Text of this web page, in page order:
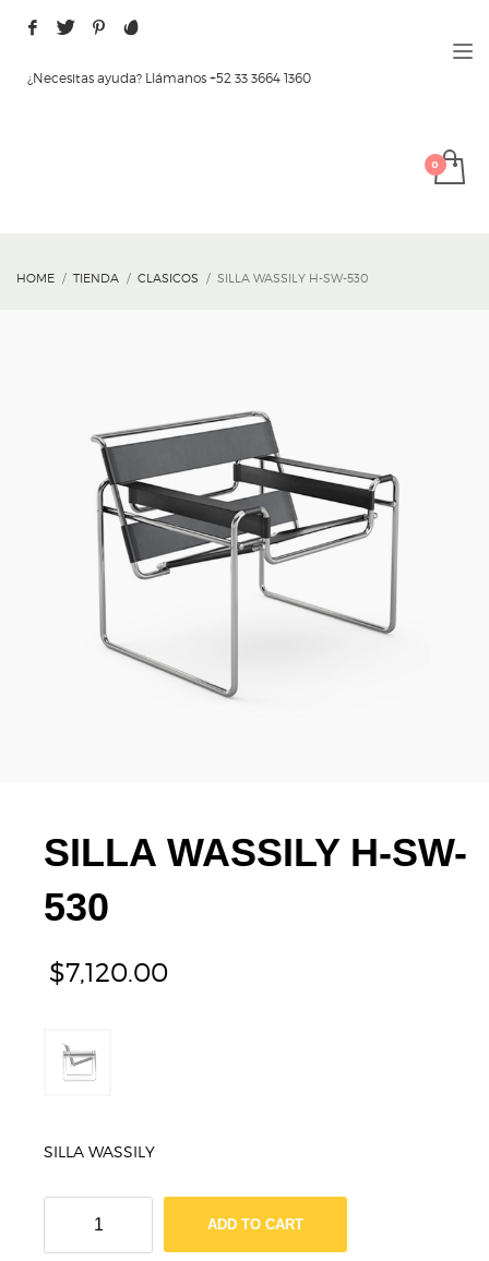
¿Necesitas ayuda? Llámanos +52 33 3664 1360
HOME TIENDA CLASICOS SILLA WASSILY H-SW-530
SILLA WASSILY H-SW-
530
$7,120.00
SILLA WASSILY
WASSILY
H-
ADD TO CART